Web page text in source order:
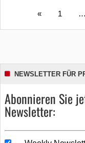
« 1 …
NEWSLETTER FÜR
Abonnieren Sie
Newsletter: